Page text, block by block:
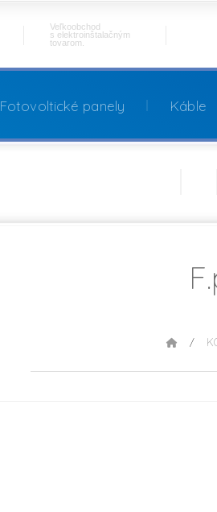
Veľkoobchod
s elektroinštalačným
tovarom.
Fotovoltické panely Káble
/